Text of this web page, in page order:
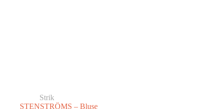
Strik
STENSTRÖMS – Bluse